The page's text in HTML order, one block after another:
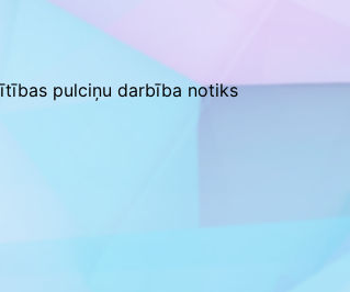
pulciņu darbība notiks